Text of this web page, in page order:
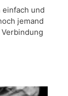
und
jemand